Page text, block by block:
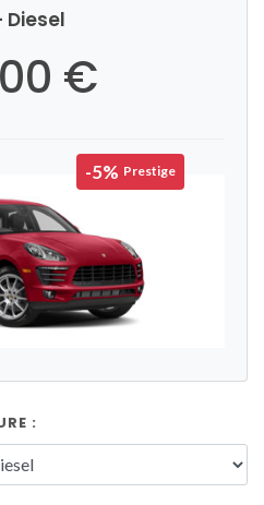
Diesel
€
-5% Prestige
: